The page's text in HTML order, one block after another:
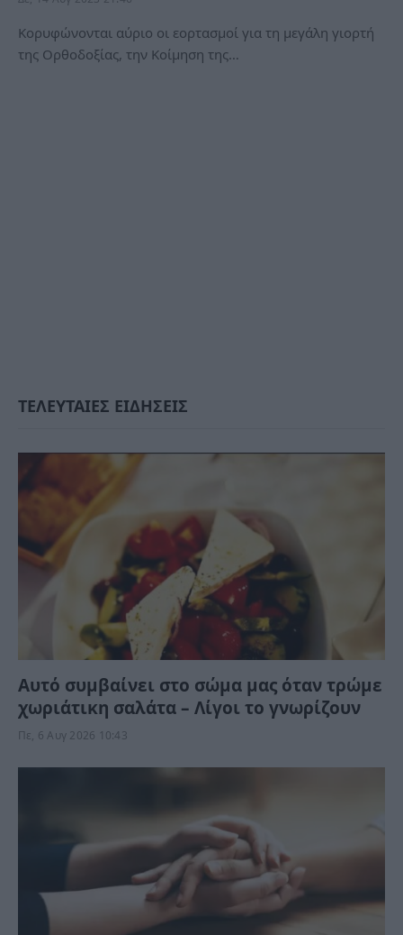
Κορυφώνονται αύριο οι εορτασμοί για τη μεγάλη γιορτή
της Ορθοδοξίας, την Κοίμηση της…
ΤΕΛΕΥΤΑΙΕΣ ΕΙΔΗΣΕΙΣ
Αυτό συμβαίνει στο σώμα μας όταν τρώμε
χωριάτικη σαλάτα – Λίγοι το γνωρίζουν
Πε, 6 Αυγ 2026 10:43